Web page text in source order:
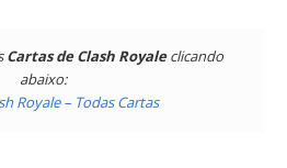
Cartas de Clash Royaleclicando
abaixo:
Royale – Todas Cartas